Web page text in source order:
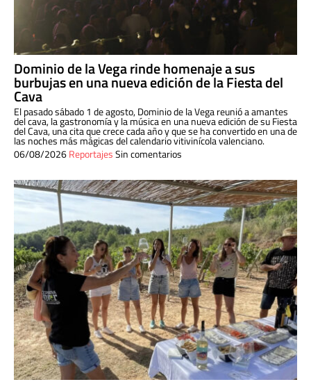
Dominio de la Vega rinde homenaje a sus
burbujas en una nueva edición de la Fiesta del
Cava
El pasado sábado 1 de agosto, Dominio de la Vega reunió a amantes
del cava, la gastronomía y la música en una nueva edición de su Fiesta
del Cava, una cita que crece cada año y que se ha convertido en una de
las noches más mágicas del calendario vitivinícola valenciano.
06/08/2026ReportajesSin comentarios